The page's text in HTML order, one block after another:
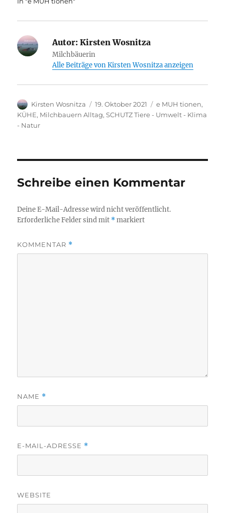
Autor: Kirsten Wosnitza
Milchbäuerin
Alle Beiträge von Kirsten Wosnitza anzeigen
Autor
Kirsten Wosnitza
Veröffentlicht
am
19. Oktober 2021 Kategorien
e MUH tionen,
KÜHE, Milchbauern Alltag,SCHUTZ Tiere - Umwelt - Klima
- Natur
Schreibe einen Kommentar
Deine E-Mail-Adresse wird nicht veröffentlicht.
Erforderliche Felder sind mit *markiert
KOMMENTAR *
NAME *
E-MAIL-ADRESSE *
WEBSITE